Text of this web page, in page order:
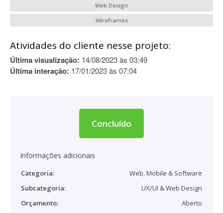
Web Design
Wireframes
Atividades do cliente nesse projeto:
Última visualização: 14/08/2023 às 03:49
Última interação: 17/01/2023 às 07:04
Concluído
Informações adicionais
Categoria:
Web, Mobile & Software
Subcategoria:
UX/UI & Web Design
Orçamento:
Aberto